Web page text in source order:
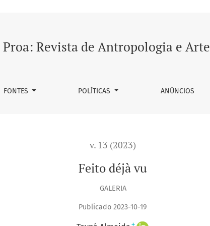
Proa: Revista de Antropologia e Arte
FONTES POLÍTICAS ANÚNCIOS
v. 13 (2023)
Feito déjà vu
GALERIA
Publicado 2023-10-19
+